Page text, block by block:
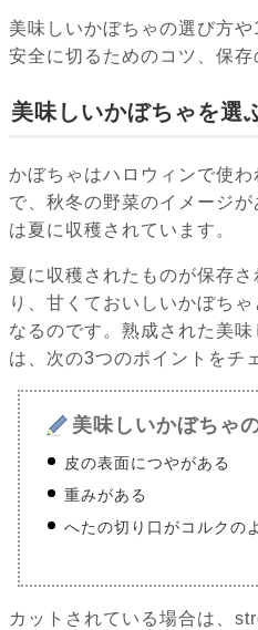
美味しいかぼちゃの選び方
安全に切るためのコツ、保存
美味しいかぼちゃを選
かぼちゃはハロウィンで使
で、秋冬の野菜のイメージ
は夏に収穫されています。
夏に収穫されたものが保存
り、甘くておいしいかぼち
なるのです。熟成された美
は、次の3つのポイントをチ
美味しいかぼちゃ
皮の表面につやがある
重みがある
へたの切り口がコルクの
カットされている場合は、